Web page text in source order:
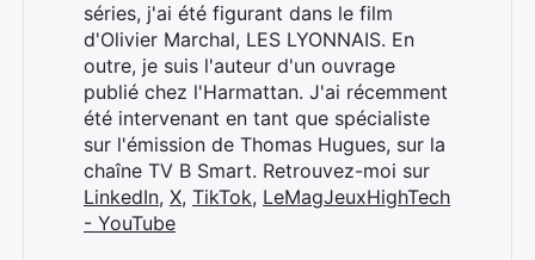
séries, j'ai été figurant dans le film
d'Olivier Marchal, LES LYONNAIS. En
outre, je suis l'auteur d'un ouvrage
publié chez l'Harmattan. J'ai récemment
été intervenant en tant que spécialiste
sur l'émission de Thomas Hugues, sur la
chaîne TV B Smart. Retrouvez-moi sur
LinkedIn, X, TikTok, LeMagJeuxHighTech
- YouTube